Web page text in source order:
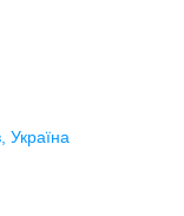
Україна